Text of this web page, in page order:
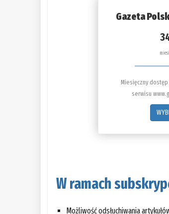
Gazeta
Miesięczny
serwisu
W ramach
Możliwość odsłuchiwania